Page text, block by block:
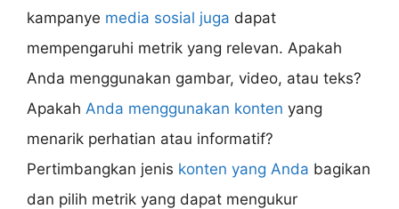
kampanye media sosial juga dapat
mempengaruhi metrik yang relevan. Apakah
Anda menggunakan gambar, video, atau teks?
Apakah Anda menggunakan konten yang
menarik perhatian atau informatif?
Pertimbangkan jenis konten yang Anda bagikan
dan pilih metrik yang dapat mengukur